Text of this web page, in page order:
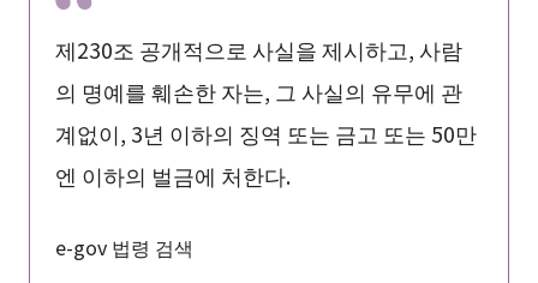
제230조 공개적으로 사실을 제시하고, 사람
의 명예를 훼손한 자는, 그 사실의 유무에 관
계없이, 3년 이하의 징역 또는 금고 또는 50만
엔 이하의 벌금에 처한다.
e-gov 법령 검색